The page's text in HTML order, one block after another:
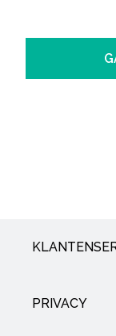
PRIVACY